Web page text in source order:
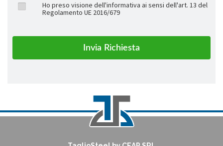
Ho preso visione dell'informativa ai sensi dell'art. 13 del
Regolamento UE 2016/679